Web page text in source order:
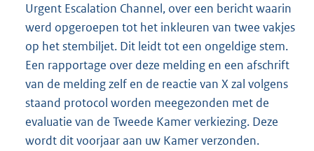
Urgent Escalation Channel, over een bericht waarin
werd opgeroepen tot het inkleuren van twee vakjes
op het stembiljet. Dit leidt tot een ongeldige stem.
Een rapportage over deze melding en een afschrift
van de melding zelf en de reactie van X zal volgens
staand protocol worden meegezonden met de
evaluatie van de Tweede Kamer verkiezing. Deze
wordt dit voorjaar aan uw Kamer verzonden.